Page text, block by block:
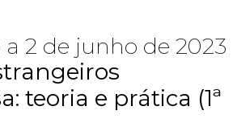
2 de junho de 2023
teoria e prática (1ª